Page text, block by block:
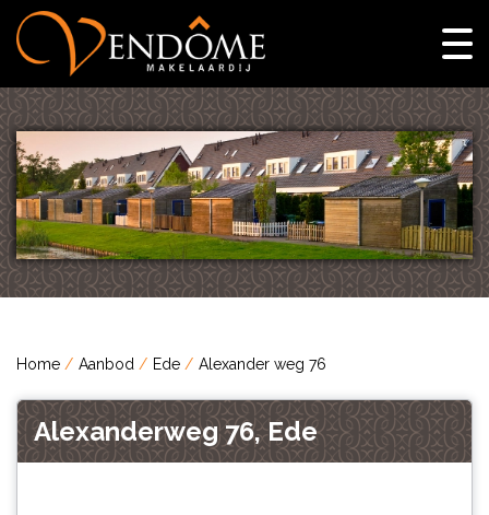
Home Aanbod Ede Alexander weg 76
Alexanderweg 76, Ede